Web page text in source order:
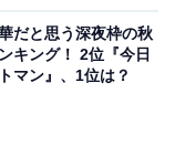
ています。
、『週刊漫画ゴ
だと思う深夜枠の秋
キング！ 2位『今日
マン』、1位は？